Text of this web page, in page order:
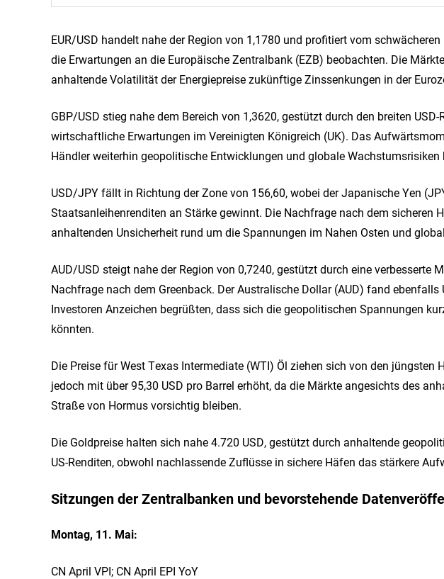
EUR/USD handelt nahe der Region von 1,1780 und profitiert vom
die Erwartungen an die Europäische Zentralbank (EZB) beobachten. Die
anhaltende Volatilität der Energiepreise zukünftige Zinssenkungen in der
GBP/USD stieg nahe dem Bereich von 1,3620, gestützt durch den breiten
wirtschaftliche Erwartungen im Vereinigten Königreich (UK). Das
Händler weiterhin geopolitische Entwicklungen und globale Wachstumsrisiken
USD/JPY fällt in Richtung der Zone von 156,60, wobei der Japanische Yen
Staatsanleihenrenditen an Stärke gewinnt. Die Nachfrage nach dem sicheren
anhaltenden Unsicherheit rund um die Spannungen im Nahen Osten und
AUD/USD steigt nahe der Region von 0,7240, gestützt durch eine verbesserte
Nachfrage nach dem Greenback. Der Australische Dollar (AUD) fand
Investoren Anzeichen begrüßten, dass sich die geopolitischen Spannungen
könnten.
Die Preise für West Texas Intermediate (WTI) Öl ziehen sich von den jüngsten
jedoch mit über 95,30 USD pro Barrel erhöht, da die Märkte angesichts des
Straße von Hormus vorsichtig bleiben.
Die Goldpreise halten sich nahe 4.720 USD, gestützt durch anhaltende
US-Renditen, obwohl nachlassende Zuflüsse in sichere Häfen das stärkere
Sitzungen der Zentralbanken und bevorstehende
Montag, 11. Mai:
CN April VPI; CN April EPI YoY